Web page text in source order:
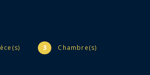
3 Chambre(s)
très grand garage pouvant
véhicules, chaufferie, une